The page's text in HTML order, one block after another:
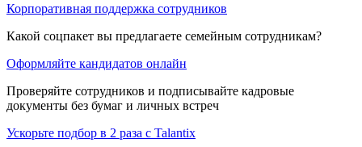
Корпоративная поддержка сотрудников
Какой соцпакет вы предлагаете семейным сотрудникам?
Оформляйте кандидатов онлайн
Проверяйте сотрудников и подписывайте кадровые
документы без бумаг и личных встреч
Ускорьте подбор в 2 раза с Talantix